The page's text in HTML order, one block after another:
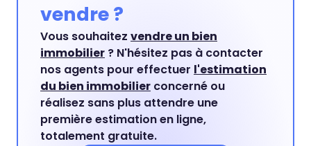
vendre ?
Vous souhaitez vendre un bien
immobilier ? N'hésitez pas à contacter
nos agents pour effectuer l'estimation
du bien immobilier concerné ou
réalisez sans plus attendre une
première estimation en ligne,
totalement gratuite.